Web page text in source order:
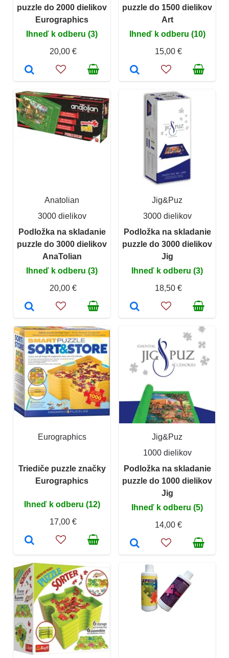
puzzle do 2000 dielikov
Eurographics
Ihneď k odberu (3)
20,00 €
puzzle do 1500 dielikov
Art
Ihneď k odberu (10)
15,00 €
Anatolian
3000 dielikov
Podložka na skladanie
puzzle do 3000 dielikov
AnaTolian
Ihneď k odberu (3)
20,00 €
Jig&Puz
3000 dielikov
Podložka na skladanie
puzzle do 3000 dielikov
Jig
Ihneď k odberu (3)
18,50 €
Eurographics
Triediče puzzle značky
Eurographics
Ihneď k odberu (12)
17,00 €
Jig&Puz
1000 dielikov
Podložka na skladanie
puzzle do 1000 dielikov
Jig
Ihneď k odberu (5)
14,00 €